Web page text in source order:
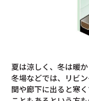
夏は涼しく、冬は暖か
冬場などでは、リビ
関や廊下に出ると寒